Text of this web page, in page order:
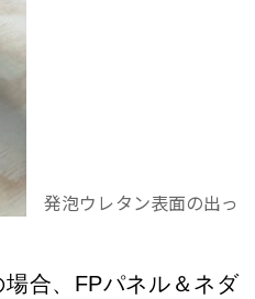
発泡ウレタン表面の出っ
合、FPパネル＆ネダ